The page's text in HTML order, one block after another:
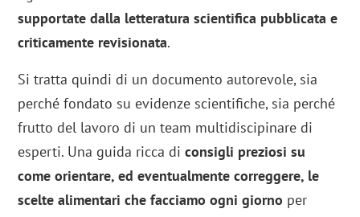
supportate dalla letteratura scientifica pubblicata e
criticamente revisionata.
Si tratta quindi di un documento autorevole, sia
perché fondato su evidenze scientifiche, sia perché
frutto del lavoro di un team multidiscipinare di
esperti. Una guida ricca diconsigli preziosi su
come orientare, ed eventualmente correggere, le
scelte alimentari che facciamo ogni giorno per